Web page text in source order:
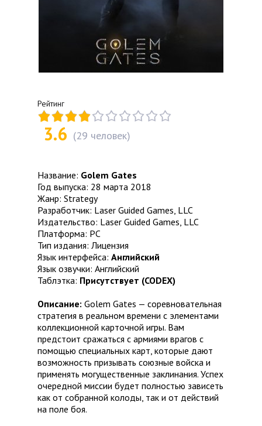
Рейтинг
3.6 (29 человек)
Название: Golem Gates
Год выпуска: 28 марта 2018
Жанр: Strategy
Разработчик: Laser Guided Games, LLC
Издательство: Laser Guided Games, LLC
Платформа: PC
Тип издания: Лицензия
Язык интерфейса: Английский
Язык озвучки: Английский
Таблэтка: Присутствует (CODEX)
Описание: Golem Gates — соревновательная
стратегия в реальном времени с элементами
коллекционной карточной игры. Вам
предстоит сражаться с армиями врагов с
помощью специальных карт, которые дают
возможность призывать союзные войска и
применять могущественные заклинания. Успех
очередной миссии будет полностью зависеть
как от собранной колоды, так и от действий
на поле боя.